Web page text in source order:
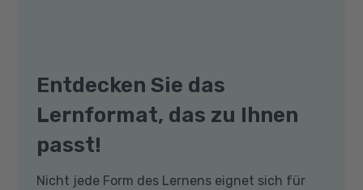
Entdecken Sie das
Lernformat, das zu Ihnen
passt!
Nicht jede Form des Lernens eignet sich für